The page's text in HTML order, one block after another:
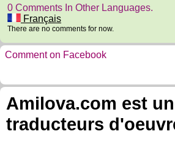
0 Comments In Other Languages.
Français
There are no comments for now.
Comment on Facebook
Amilova.com est
traducteurs